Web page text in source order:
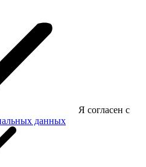
Я согласен с
данных